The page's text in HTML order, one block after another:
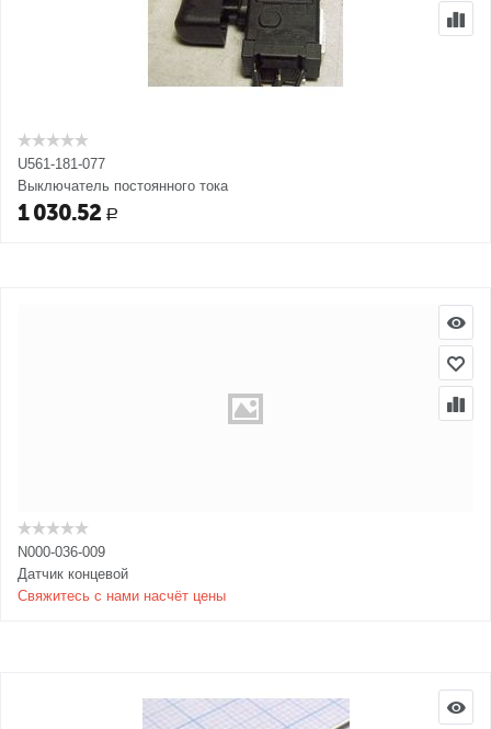
U561-181-077
Выключатель постоянного тока
1 030.52 Р
N000-036-009
Датчик концевой
Свяжитесь с нами насчёт цены